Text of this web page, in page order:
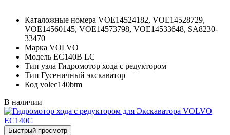
Каталожные номера VOE14524182, VOE14528729,
VOE14560145, VOE14573798, VOE14533648, SA8230-
33470
Марка VOLVO
Модель EC140B LC
Тип узла Гидромотор хода с редуктором
Тип Гусеничный экскаватор
Код volec140btm
В наличии